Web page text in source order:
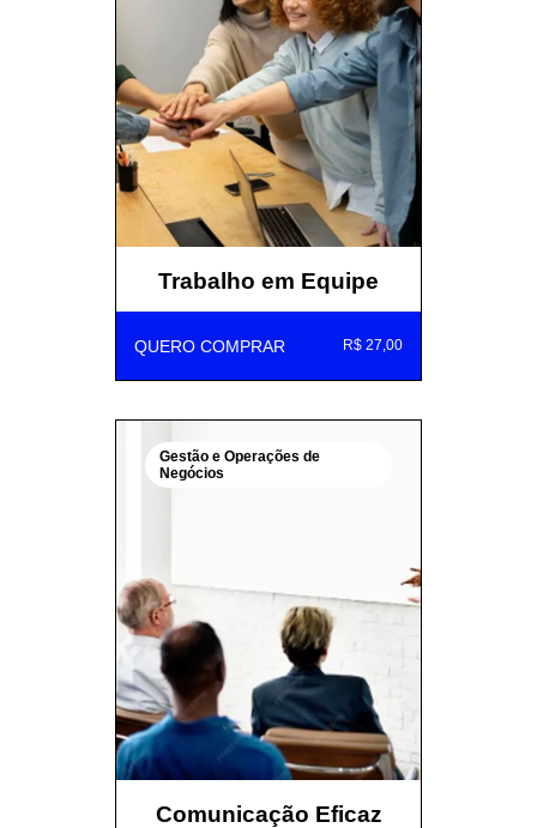
Trabalho em Equipe
QUERO COMPRAR R$ 27,00
Gestão e Operações de
Negócios
Comunicação Eficaz